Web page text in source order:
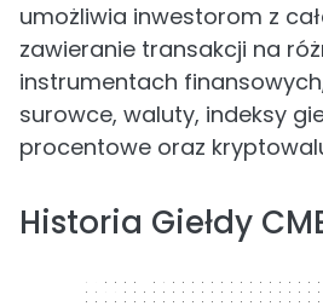
umożliwia inwestorom z
zawieranie transakcji na
instrumentach
surowce, waluty, indeksy
procentowe oraz
Historia Giełdy
320 x 50